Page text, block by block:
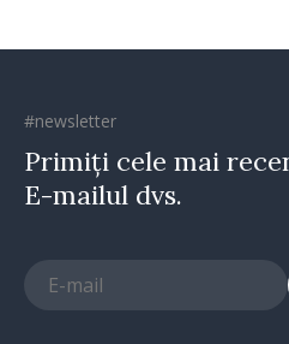
#newsletter
Primiți cele mai
E-mailul dvs.